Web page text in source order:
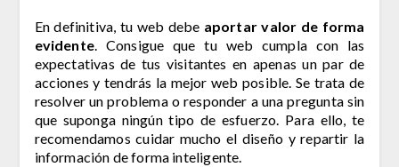
En definitiva, tu web debe aportar valor de forma
evidente. Consigue que tu web cumpla con las
expectativas de tus visitantes en apenas un par de
acciones y tendrás la mejor web posible. Se trata de
resolver un problema o responder a una pregunta sin
que suponga ningún tipo de esfuerzo. Para ello, te
recomendamos cuidar mucho el diseño y repartir la
información de forma inteligente.